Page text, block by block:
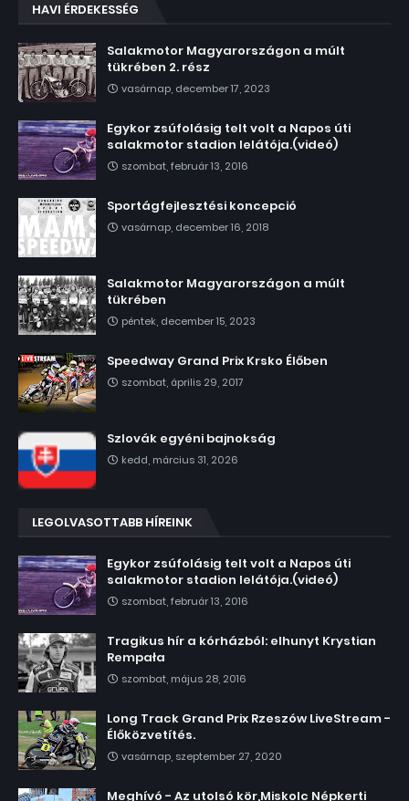
HAVI ÉRDEKESSÉG
Salakmotor Magyarországon a múlt
tükrében 2. rész
vasárnap, december 17, 2023
Egykor zsúfolásig telt volt a Napos úti
salakmotor stadion lelátója.(videó)
szombat, február 13, 2016
Sportágfejlesztési koncepció
vasárnap, december 16, 2018
Salakmotor Magyarországon a múlt
tükrében
péntek, december 15, 2023
Speedway Grand Prix Krsko Élőben
szombat, április 29, 2017
Szlovák egyéni bajnokság
kedd, március 31, 2026
LEGOLVASOTTABB HÍREINK
Egykor zsúfolásig telt volt a Napos úti
salakmotor stadion lelátója.(videó)
szombat, február 13, 2016
Tragikus hír a kórházból: elhunyt Krystian
Rempała
szombat, május 28, 2016
Long Track Grand Prix Rzeszów LiveStream -
Élőközvetítés.
vasárnap, szeptember 27, 2020
Meghívó - Az utolsó kör,Miskolc Népkerti